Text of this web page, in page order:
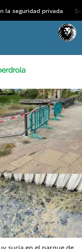
la seguridad privada